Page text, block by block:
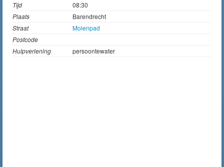
Tijd
08:30
Plaats
Barendrecht
Straat
Molenpad
Postcode
Hulpverlening
persoontewater